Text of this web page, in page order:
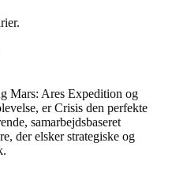
Mars: Ares Expedition og
er Crisis den perfekte
samarbejdsbaseret
der elsker strategiske og